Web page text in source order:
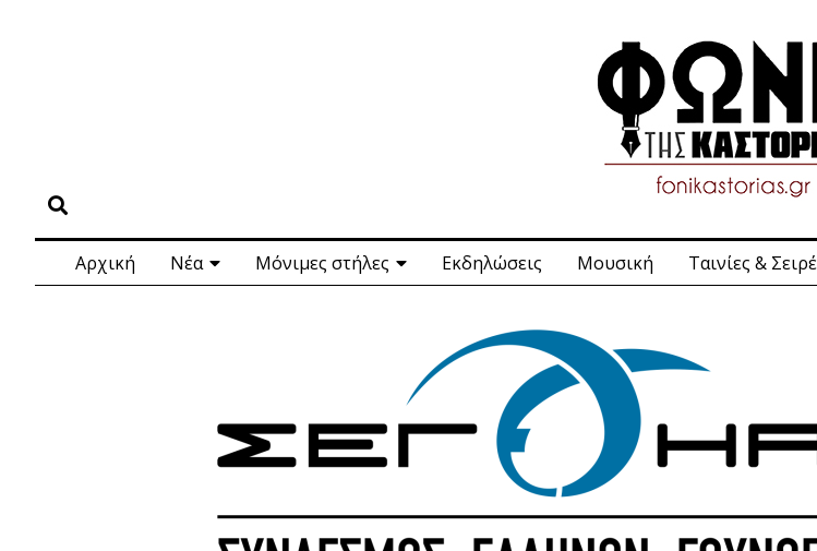
Αρχική Νέα Μόνιμες στήλες Εκδηλώσεις Μουσική Ταινίες &